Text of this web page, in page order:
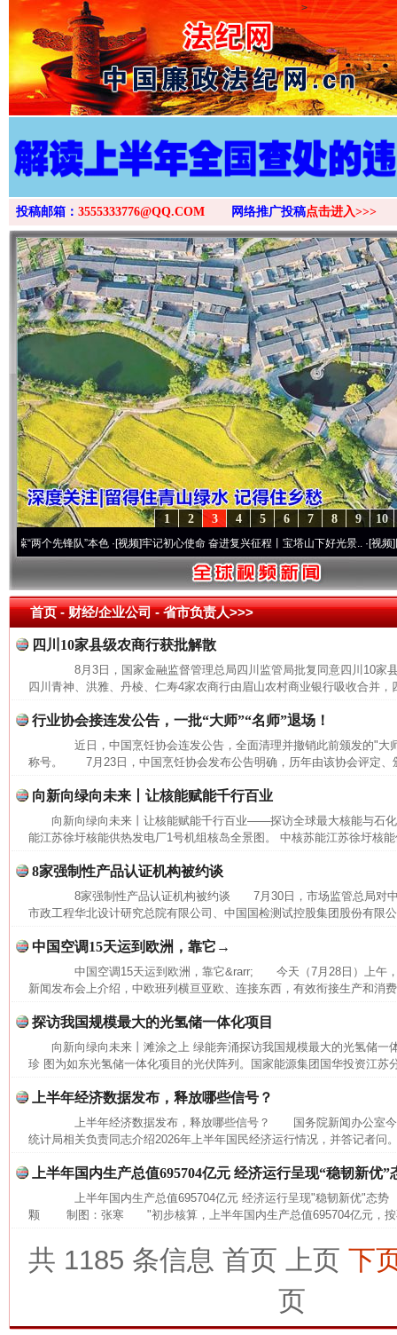
>
投稿邮箱： 3555333776@QQ.COM 网络推广投稿点击进入>>>
10
9
8
7
6
5
4
3
2
1
个先锋队”本色·[视频]牢记初心使命 奋进复兴征程丨宝塔山下好光景..·[视频]因党而
首页- 财经/企业公司 -省市负责人>>>
四川10家县级农商行获批解散
8月3日，国家金融监督管理总局四川监管局批复同意四川10
四川青神、洪雅、丹棱、仁寿4家农商行由眉山农村商业银行吸收合并
行业协会接连发公告，一批“大师”“名师”退场！
近日，中国烹饪协会连发公告，全面清理并撤销此前颁发的"大
称号。 7月23日，中国烹饪协会发布公告明确，历年由该协会评定、
向新向绿向未来丨让核能赋能千行百业
向新向绿向未来丨让核能赋能千行百业——探访全球最大核能与石
能江苏徐圩核能供热发电厂1号机组核岛全景图。 中核苏能江苏徐圩核
8家强制性产品认证机构被约谈
8家强制性产品认证机构被约谈 7月30日，市场监管总局对中
市政工程华北设计研究总院有限公司、中国国检测试控股集团股份有限
中国空调15天运到欧洲，靠它→
中国空调15天运到欧洲，靠它&rarr; 今天（7月28日）上午，
新闻发布会上介绍，中欧班列横亘亚欧、连接东西，有效衔接生产和消
探访我国规模最大的光氢储一体化项目
向新向绿向未来丨滩涂之上 绿能奔涌探访我国规模最大的光氢储一
珍 图为如东光氢储一体化项目的光伏阵列。国家能源集团国华投资
上半年经济数据发布，释放哪些信号？
上半年经济数据发布，释放哪些信号？ 国务院新闻办公室今
统计局相关负责同志介绍2026年上半年国民经济运行情况，并答记者问
上半年国内生产总值695704亿元 经济运行呈现“稳韧新优”
上半年国内生产总值695704亿元 经济运行呈现"稳韧新优"态
颗 制图：张寒 "初步核算，上半年国内生产总值695704亿元，按
共 1185 条信息 首页 上页 下
页
网上购药对药下症？